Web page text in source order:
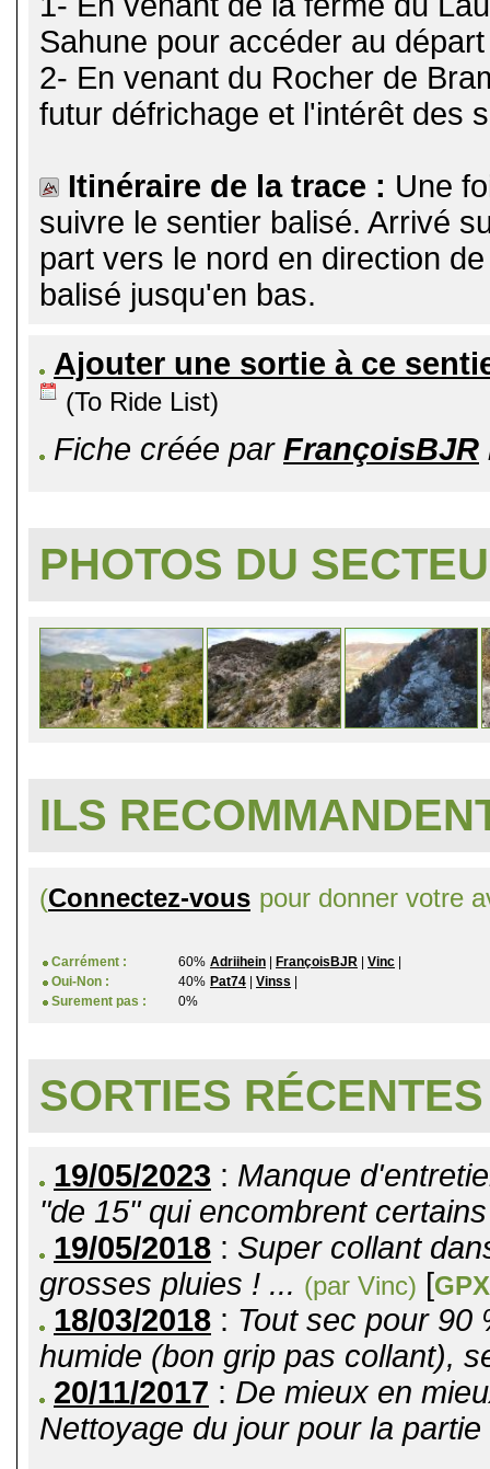
Sahune pour accéder au
2- En venant du Rocher de
futur défrichage et l'intérêt des
Itinéraire de la trace : Une
suivre le sentier balisé. Arrivé
part vers le nord en direction
balisé jusqu'en bas.
Ajouter une sortie à ce
(To Ride List)
Fiche créée par FrançoisBJR
PHOTOS DU
ILS
(Connectez-vous pour donner votre
Carrément : 60% Adriihein | FrançoisBJR | Vinc |
Oui-Non :
40% Pat74 | Vinss |
Surement pas :
0%
SORTIES RÉCENTES
19/05/2023 : Manque
"de 15" qui encombrent
19/05/2018 : Super collant
grosses pluies ! ... (par Vinc) [GPX
18/03/2018 : Tout sec pour 90
humide (bon grip pas collant),
20/11/2017 : De mieux en
Nettoyage du jour pour la